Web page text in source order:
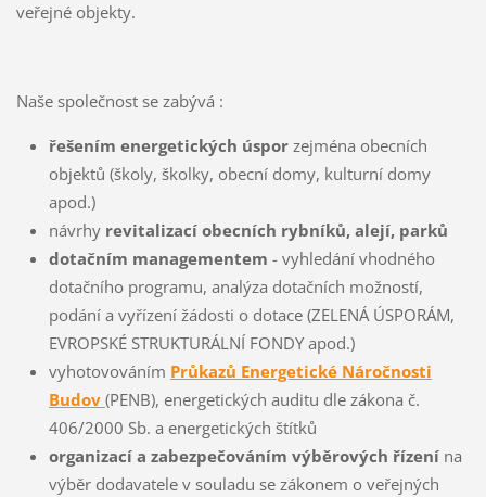
veřejné objekty.
Naše společnost se zabývá :
řešením energetických úspor zejména obecních
objektů (školy, školky, obecní domy, kulturní domy
apod.)
návrhy revitalizací obecních rybníků, alejí, parků
dotačním managementem - vyhledání vhodného
dotačního programu, analýza dotačních možností,
podání a vyřízení žádosti o dotace (ZELENÁ ÚSPORÁM,
EVROPSKÉ STRUKTURÁLNÍ FONDY apod.)
vyhotovováním Průkazů Energetické Náročnosti
Budov (PENB), energetických auditu dle zákona č.
406/2000 Sb. a energetických štítků
organizací a zabezpečováním výběrových řízenína
výběr dodavatele v souladu se zákonem o veřejných